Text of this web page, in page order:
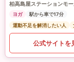
柏高島屋ステーションモ
ヨガ
駅から車で17分
運動不足を解消したい人
公式サイトを